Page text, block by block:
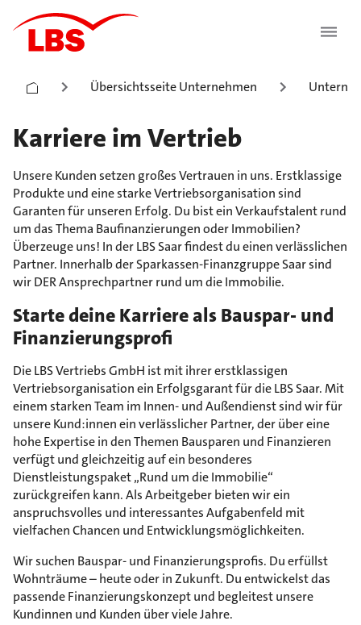
Übersichtsseite Unternehmen
Karriere im Vertrieb
Unsere Kunden setzen großes Vertrauen in uns. Erstklassige
Produkte und eine starke Vertriebsorganisation sind
Garanten für unseren Erfolg. Du bist ein Verkaufstalent rund
um das Thema Baufinanzierungen oder Immobilien?
Überzeuge uns! In der LBS Saar findest du einen verlässlichen
Partner. Innerhalb der Sparkassen-Finanzgruppe Saar sind
wir DER Ansprechpartner rund um die Immobilie.
Starte deine Karriere als Bauspar- und
Finanzierungsprofi
Die LBS Vertriebs GmbH ist mit ihrer erstklassigen
Vertriebsorganisation ein Erfolgsgarant für die LBS Saar. Mit
einem starken Team im Innen- und Außendienst sind wir für
unsere Kund:innen ein verlässlicher Partner, der über eine
hohe Expertise in den Themen Bausparen und Finanzieren
verfügt und gleichzeitig auf ein besonderes
Dienstleistungspaket „Rund um die Immobilie“
zurückgreifen kann. Als Arbeitgeber bieten wir ein
anspruchsvolles und interessantes Aufgabenfeld mit
vielfachen Chancen und Entwicklungsmöglichkeiten.
Wir suchen Bauspar- und Finanzierungsprofis. Du erfüllst
Wohnträume – heute oder in Zukunft. Du entwickelst das
passende Finanzierungskonzept und begleitest unsere
Kundinnen und Kunden über viele Jahre.